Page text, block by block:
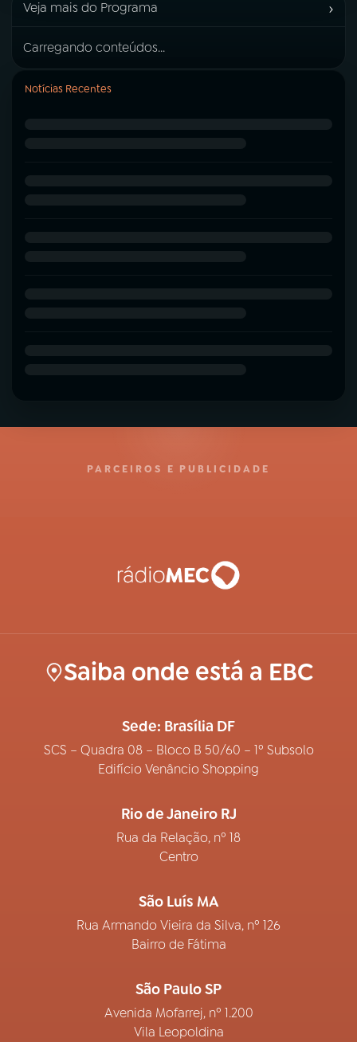
Veja mais do Programa ›
Carregando conteúdos...
Notícias Recentes
PARCEIROS E PUBLICIDADE
Saiba onde está a EBC
Sede: Brasília DF
SCS – Quadra 08 – Bloco B 50/60 – 1º Subsolo
Edifício Venâncio Shopping
Rio de Janeiro RJ
Rua da Relação, nº 18
Centro
São Luís MA
Rua Armando Vieira da Silva, nº 126
Bairro de Fátima
São Paulo SP
Avenida Mofarrej, nº 1.200
Vila Leopoldina